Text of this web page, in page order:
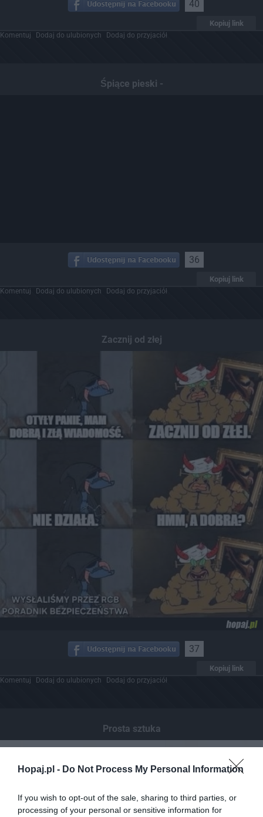
Hopaj.pl - Do Not Process My Personal Information
If you wish to opt-out of the sale, sharing to third parties, or
processing of your personal or sensitive information for
40
Kopiuj link
Komentuj Dodaj do ulubionych Dodaj do przyjaciół
Śpiące pieski -
36
Kopiuj link
Komentuj Dodaj do ulubionych Dodaj do przyjaciół
Zacznij od złej
37
Kopiuj link
Komentuj Dodaj do ulubionych Dodaj do przyjaciół
Prosta sztuka